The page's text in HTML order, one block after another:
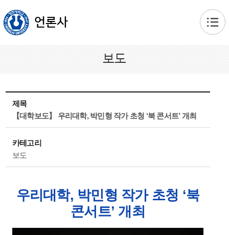
언론사
보도
제목
【대학보도】 우리대학, 박민형 작가 초청 ‘북 콘서트’ 개최
카테고리
보도
우리대학, 박민형 작가 초청 ‘북
콘서트’ 개최